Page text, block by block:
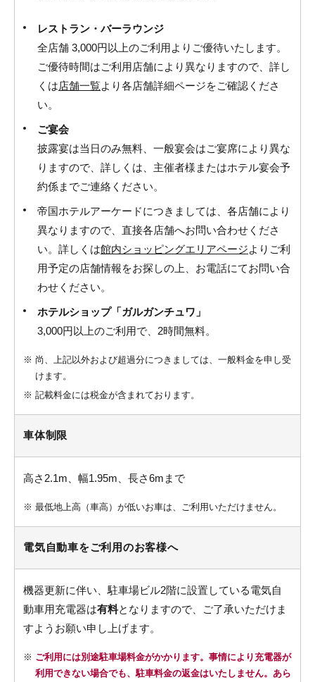
レストラン・バーラウンジ
全店舗 3,000円以上のご利用よりご優待いたします。
ご優待時間はご利用店舗により異なりますので、詳し
くは店舗一覧より各店舗詳細ページをご確認くださ
い。
ご宴会
披露宴は当日のみ無料、一般宴会はご宴席により異な
りますので、詳しくは、主催者様またはホテル宴会予
約係までご連絡ください。
帝国ホテルアーケードにつきましては、各店舗により
異なりますので、直接各店舗へお問い合わせくださ
い。詳しくは館内ショッピングエリアページよりご利
用予定の店舗情報をお探しの上、お電話にてお問い合
わせください。
ホテルショップ「ガルガンチュワ」
3,000円以上のご利用で、2時間無料。
※ 尚、上記以外および超過分につきましては、一般料金を申し受
けます。
※ 記載料金には税金が含まれております。
車体制限
高さ2.1m、幅1.95m、長さ6mまで
※ 最低地上高（車高）が低いお車は、ご利用いただけません。
電気自動車をご利用のお客様へ
機器更新に伴い、駐車場ビル2階に設置している電気自
動車用充電器は有料となりますので、ご了承いただけま
すようお願い申し上げます。
※ ご利用には別途駐車場料金がかかります。事情により充電器が
利用できない場合でも、駐車料金の返金はいたしません。あら